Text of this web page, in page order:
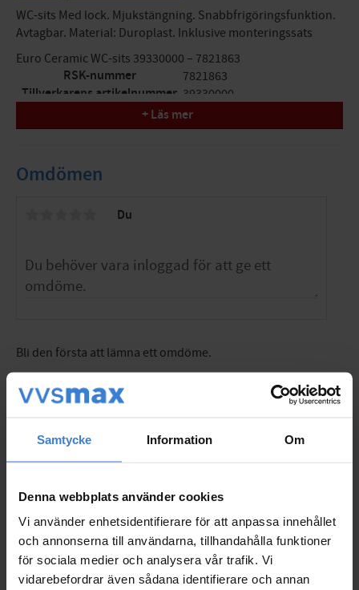
Samtycke Information Om
Denna webbplats använder cookies
Vi använder enhetsidentifierare för att anpassa innehållet
och annonserna till användarna, tillhandahålla funktioner
för sociala medier och analysera vår trafik. Vi
vidarebefordrar även sådana identifierare och annan
WC-sits Med lock. Mjukstängning. Snabbfrigöringsfunktion.
Avtagbar. Material: Duroplast. Inklusive monteringssats
Euro Ceramic WC-sits 39330000 – 7821863
RSK-nummer 7821863
Tillverkarens artikelnummer 39330000
4005176407185
Produktnamn Euro Ceramic WC-sits
Utförande
Material
+ Läs mer
Omdömen
Du
Bli den första att lämna ett omdöme.